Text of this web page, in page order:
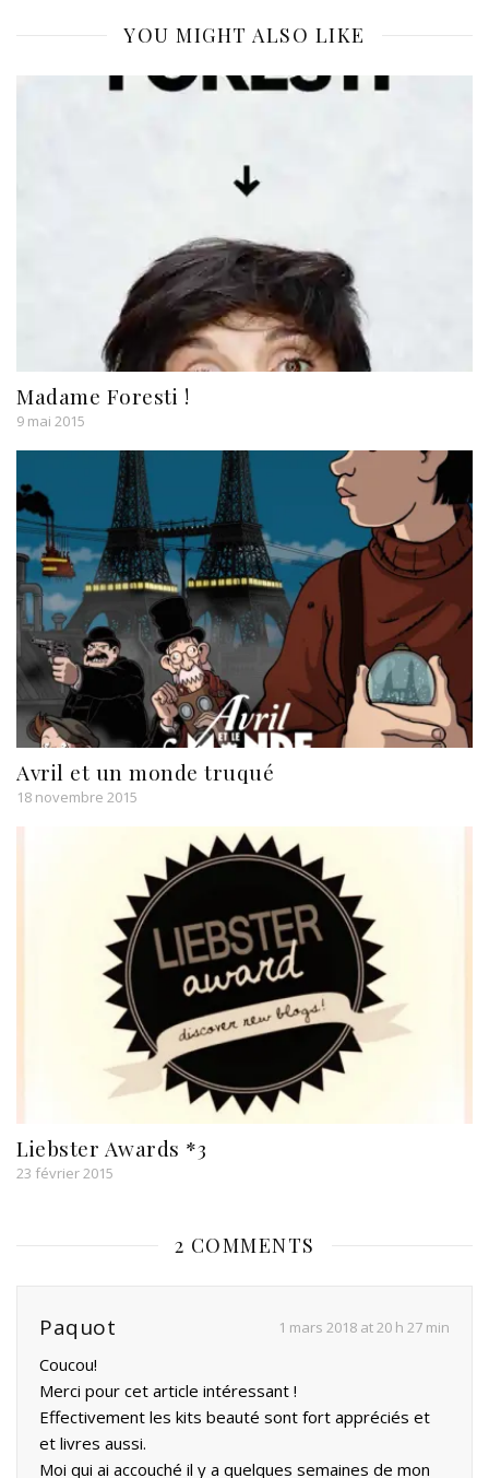
YOU MIGHT ALSO LIKE
Madame Foresti !
9 mai 2015
Avril et un monde truqué
18 novembre 2015
Liebster Awards *3
23 février 2015
2 COMMENTS
Paquot 1 mars 2018 at 20 h 27 min
Coucou!
Merci pour cet article intéressant !
Effectivement les kits beauté sont fort appréciés et
et livres aussi.
Moi qui ai accouché il y a quelques semaines de mon